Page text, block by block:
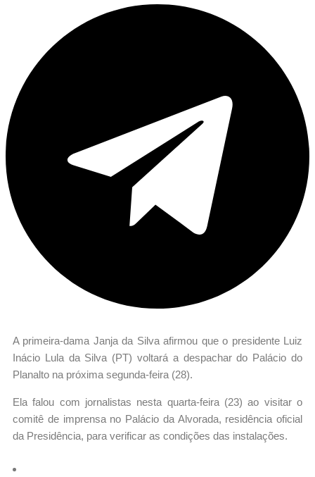
A primeira-dama Janja da Silva afirmou que o presidente Luiz
Inácio Lula da Silva (PT) voltará a despachar do Palácio do
Planalto na próxima segunda-feira (28).
Ela falou com jornalistas nesta quarta-feira (23) ao visitar o
comitê de imprensa no Palácio da Alvorada, residência oficial
da Presidência, para verificar as condições das instalações.